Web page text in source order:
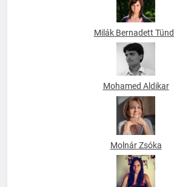
Milák Bernadett Tünde
Mohamed Aldikar
Molnár Zsóka